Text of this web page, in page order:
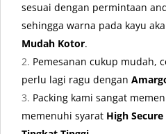
sesuai dengan permintaan
sehingga warna pada kayu
Mudah Kotor.
Pemesanan cukup mudah,
perlu lagi ragu dengan
Packing kami sangat
memenuhi syarat High